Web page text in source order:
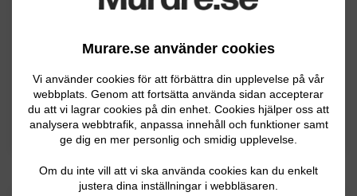
Murare.se använder cookies
Vi använder cookies för att förbättra din upplevelse på vår
webbplats. Genom att fortsätta använda sidan accepterar
du att vi lagrar cookies på din enhet. Cookies hjälper oss att
analysera webbtrafik, anpassa innehåll och funktioner samt
ge dig en mer personlig och smidig upplevelse.
Om du inte vill att vi ska använda cookies kan du enkelt
justera dina inställningar i webbläsaren.
Kungsbacka
Laholm
Varberg